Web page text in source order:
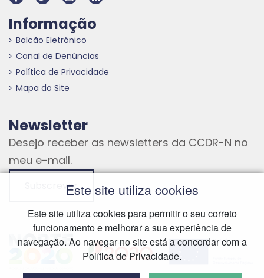
Informação
Balcão Eletrónico
Canal de Denúncias
Política de Privacidade
Mapa do Site
Newsletter
Desejo receber as newsletters da CCDR-N no
meu e-mail.
Subscrever
Hiperligação externaHiperligação externaHiperligação externa
Este site utiliza cookies
Este site utiliza cookies para permitir o seu correto
funcionamento e melhorar a sua experiência de
navegação. Ao navegar no site está a concordar com a
Política de Privacidade.